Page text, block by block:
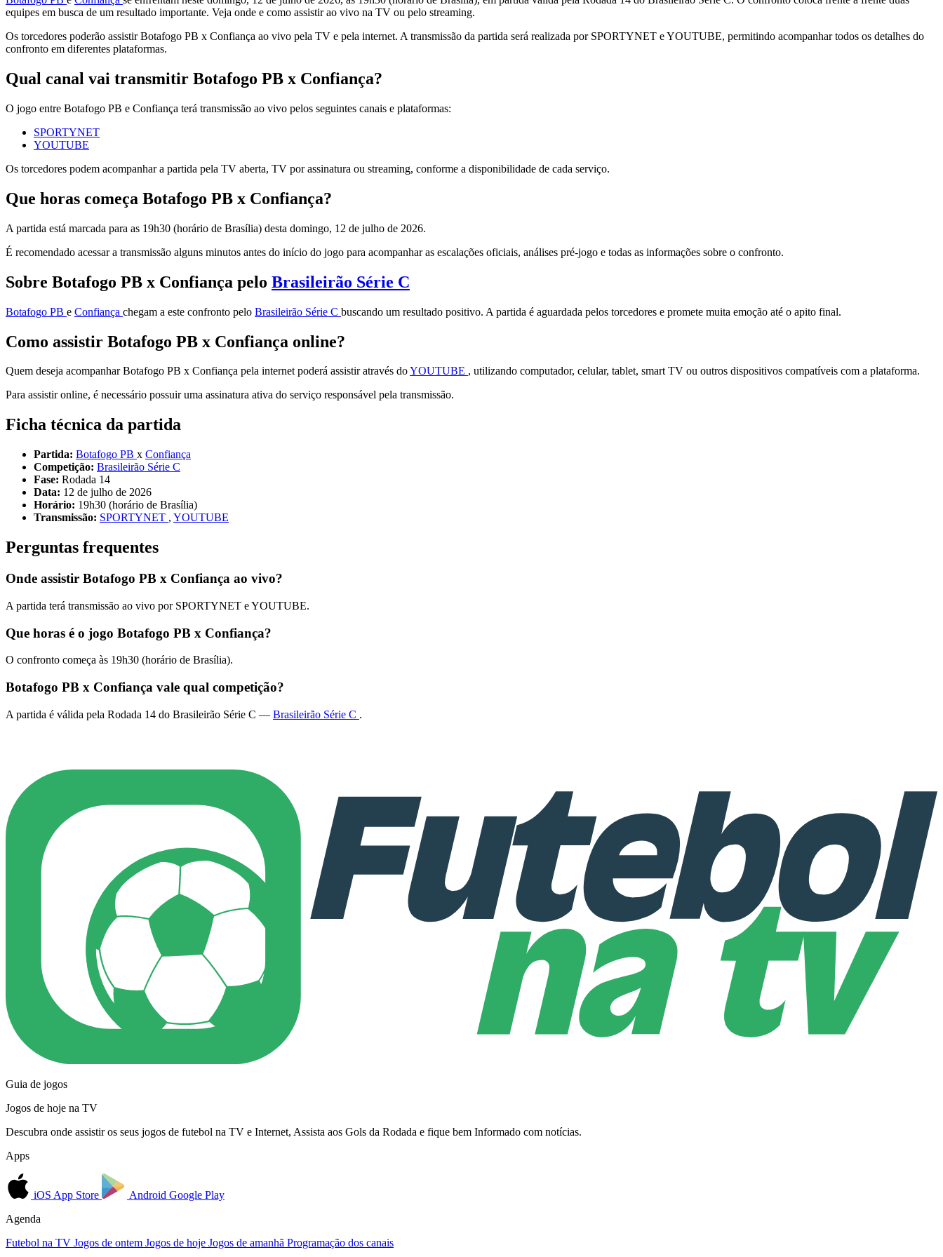
equipes em busca de um resultado importante. Veja onde e como assistir ao vivo na TV ou pelo streaming.
Os torcedores poderão assistir Botafogo PB x Confiança ao vivo pela TV e pela internet. A transmissão da partida será realizada por SPORTYNET e YOUTUBE, permitindo acompanhar todos os detalhes do
confronto em diferentes plataformas.
Qual canal vai transmitir Botafogo PB x Confiança?
O jogo entre Botafogo PB e Confiança terá transmissão ao vivo pelos seguintes canais e plataformas:
SPORTYNET
YOUTUBE
Os torcedores podem acompanhar a partida pela TV aberta, TV por assinatura ou streaming, conforme a disponibilidade de cada serviço.
Que horas começa Botafogo PB x Confiança?
A partida está marcada para as 19h30 (horário de Brasília) desta domingo, 12 de julho de 2026.
É recomendado acessar a transmissão alguns minutos antes do início do jogo para acompanhar as escalações oficiais, análises pré-jogo e todas as informações sobre o confronto.
Sobre Botafogo PB x Confiança pelo Brasileirão Série C
Botafogo PB e Confiança chegam a este confronto pelo Brasileirão Série C buscando um resultado positivo. A partida é aguardada pelos torcedores e promete muita emoção até o apito final.
Como assistir Botafogo PB x Confiança online?
Quem deseja acompanhar Botafogo PB x Confiança pela internet poderá assistir através doYOUTUBE , utilizando computador, celular, tablet, smart TV ou outros dispositivos compatíveis com a plataforma.
Para assistir online, é necessário possuir uma assinatura ativa do serviço responsável pela transmissão.
Ficha técnica da partida
Partida: Botafogo PB x Confiança
Competição: Brasileirão Série C
Fase: Rodada 14
Data: 12 de julho de 2026
Horário: 19h30 (horário de Brasília)
Transmissão: SPORTYNET , YOUTUBE
Perguntas frequentes
Onde assistir Botafogo PB x Confiança ao vivo?
A partida terá transmissão ao vivo por SPORTYNET e YOUTUBE.
Que horas é o jogo Botafogo PB x Confiança?
O confronto começa às 19h30 (horário de Brasília).
Botafogo PB x Confiança vale qual competição?
A partida é válida pela Rodada 14 do Brasileirão Série C — Brasileirão Série C .
Guia de jogos
Jogos de hoje na TV
Descubra onde assistir os seus jogos de futebol na TV e Internet, Assista aos Gols da Rodada e fique bem Informado com notícias.
Apps
iOS App Store Android Google Play
Agenda
Futebol na TV Jogos de ontem Jogos de hoje Jogos de amanhã Programação dos canais